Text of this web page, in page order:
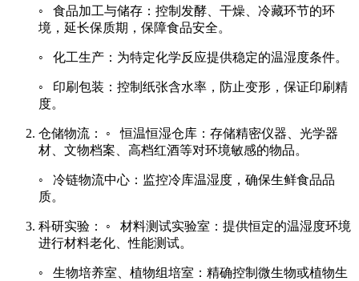
◦ 食品加工与储存：控制发酵、干燥、冷藏环节的环
境，延长保质期，保障食品安全。
◦ 化工生产：为特定化学反应提供稳定的温湿度条件。
◦ 印刷包装：控制纸张含水率，防止变形，保证印刷精
度。
仓储物流： ◦ 恒温恒湿仓库：存储精密仪器、光学器
材、文物档案、高档红酒等对环境敏感的物品。
◦ 冷链物流中心：监控冷库温湿度，确保生鲜食品品
质。
科研实验： ◦ 材料测试实验室：提供恒定的温湿度环境
进行材料老化、性能测试。
◦ 生物培养室、植物组培室：精确控制微生物或植物生